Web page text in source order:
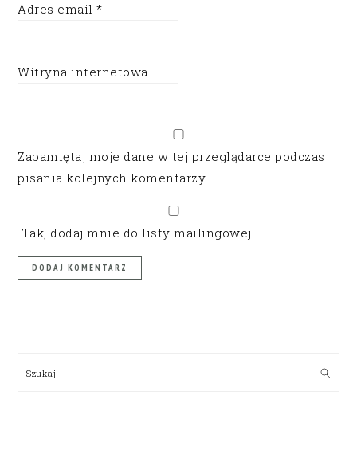
Adres email*
Witryna internetowa
Zapamiętaj moje dane w tej przeglądarce podczas
pisania kolejnych komentarzy.
Tak, dodaj mnie do listy mailingowej
Szukaj